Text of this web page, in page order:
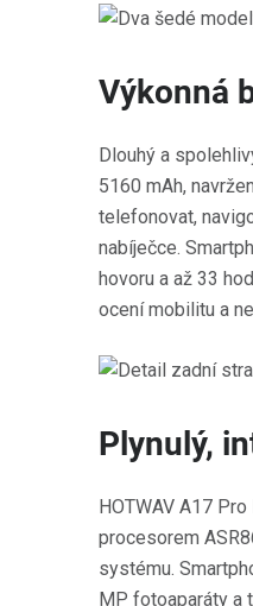
Výkonná
Dlouhý a
5160 mAh,
telefonovat,
nabíječce.
hovoru a až 33
ocení mobilitu a
Plynulý,
HOTWAV A17
procesorem
systému.
MP fotoaparáty a